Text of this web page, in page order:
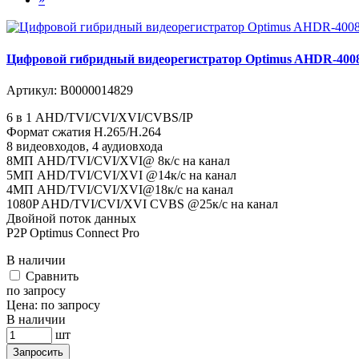
Цифровой гибридный видеорегистратор Optimus AHDR-
Артикул: В0000014829
6 в 1 AHD/TVI/CVI/XVI/CVBS/IP
Формат сжатия H.265/H.264
8 видеовходов, 4 аудиовхода
8MП AHD/TVI/CVI/XVI@ 8к/с на канал
5MП AHD/TVI/CVI/XVI @14к/с на канал
4MП AHD/TVI/CVI/XVI@18к/с на канал
1080P AHD/TVI/CVI/XVI CVBS @25к/с на канал
Двойной поток данных
P2P Optimus Connect Pro
В наличии
Cравнить
по запросу
Цена: по запросу
В наличии
шт
Запросить